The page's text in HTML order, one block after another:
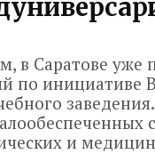
в Саратове уже
по инициативе
и